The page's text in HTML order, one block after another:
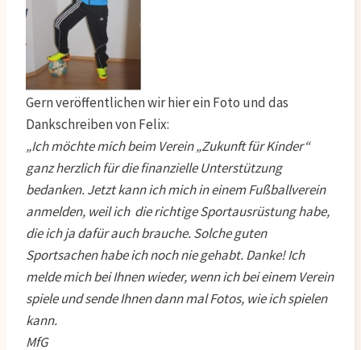
Gern veröffentlichen wir hier ein Foto und das
Dankschreiben von Felix:
„Ich möchte mich beim Verein „Zukunft für Kinder“
ganz herzlich für die finanzielle Unterstützung
bedanken. Jetzt kann ich mich in einem Fußballverein
anmelden, weil ich die richtige Sportausrüstung habe,
die ich ja dafür auch brauche. Solche guten
Sportsachen habe ich noch nie gehabt. Danke! Ich
melde mich bei Ihnen wieder, wenn ich bei einem Verein
spiele und sende Ihnen dann mal Fotos, wie ich spielen
kann.
MfG